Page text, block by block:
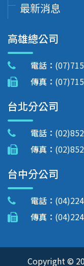
最新消息
高雄總公司
電話：
傳真：
台北分公司
電話：
傳真：
台中分公司
電話：
傳真：
Copyright ©